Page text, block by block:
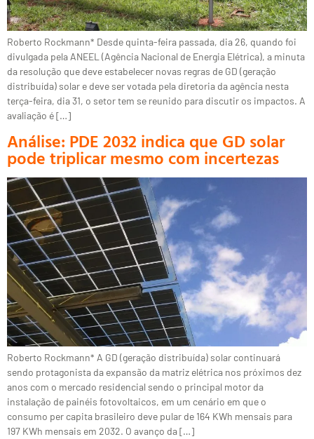
Roberto Rockmann* Desde quinta-feira passada, dia 26, quando foi
divulgada pela ANEEL (Agência Nacional de Energia Elétrica), a minuta
da resolução que deve estabelecer novas regras de GD (geração
distribuída) solar e deve ser votada pela diretoria da agência nesta
terça-feira, dia 31, o setor tem se reunido para discutir os impactos. A
avaliação é […]
Análise: PDE 2032 indica que GD solar
pode triplicar mesmo com incertezas
Roberto Rockmann* A GD (geração distribuída) solar continuará
sendo protagonista da expansão da matriz elétrica nos próximos dez
anos com o mercado residencial sendo o principal motor da
instalação de painéis fotovoltaicos, em um cenário em que o
consumo per capita brasileiro deve pular de 164 KWh mensais para
197 KWh mensais em 2032. O avanço da […]